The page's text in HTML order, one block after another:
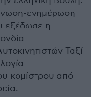
ενημέρωση
εξέδωσε η
Ταξί
κομίστρου από